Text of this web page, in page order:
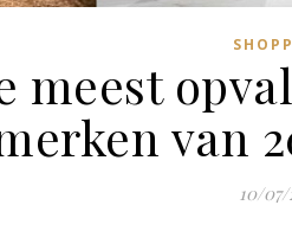
meest
van
10/07/